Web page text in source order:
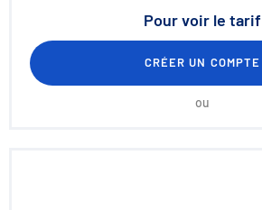
Pour voir le tarif
CRÉER UN COMPTE
ou